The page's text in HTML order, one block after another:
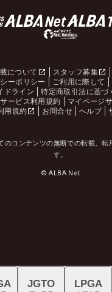
について スタッフ募集
ーポリシー
ご利用に際して
ドライン
特定商取引法に基づ
ービス利用規約
マイページ
用規約
お問合せ ヘルプ
のコンテンツの無断での転載、転
す。
© ALBA Net
JGTO LPGA